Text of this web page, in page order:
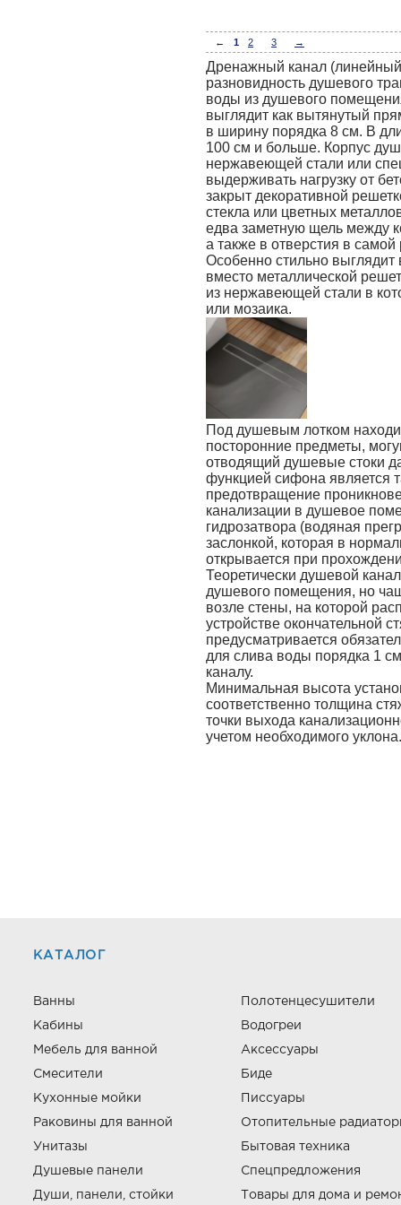
← 1 2 3 →
Дренажный канал (линейный
разновидность душевого
воды из душевого
выглядит как вытянутый
в ширину порядка 8 см. В
100 см и больше. Корпус
нержавеющей стали или
выдерживать нагрузку от
закрыт декоративной
стекла или цветных
едва заметную щель между
а также в отверстия в самой
Особенно стильно выглядит
вместо металлической
из нержавеющей стали в
или мозаика.
Под душевым лотком
посторонние предметы,
отводящий душевые стоки
функцией сифона является
предотвращение
канализации в душевое
гидрозатвора (водяная
заслонкой, которая в
открывается при
Теоретически душевой
душевого помещения, но
возле стены, на которой
устройстве окончательной
предусматривается
для слива воды порядка 1
каналу.
Минимальная высота
соответственно толщина
точки выхода
учетом необходимого уклона.
КАТАЛОГ
Ванны
Кабины
Мебель для ванной
Смесители
Кухонные мойки
Раковины для ванной
Унитазы
Душевые панели
Души, панели, стойки
Полотенцесушители
Водогреи
Аксессуары
Биде
Писсуары
Отопительные
Бытовая техника
Спецпредложения
Товары для дома и